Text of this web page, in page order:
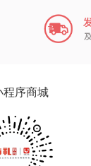
程序商城